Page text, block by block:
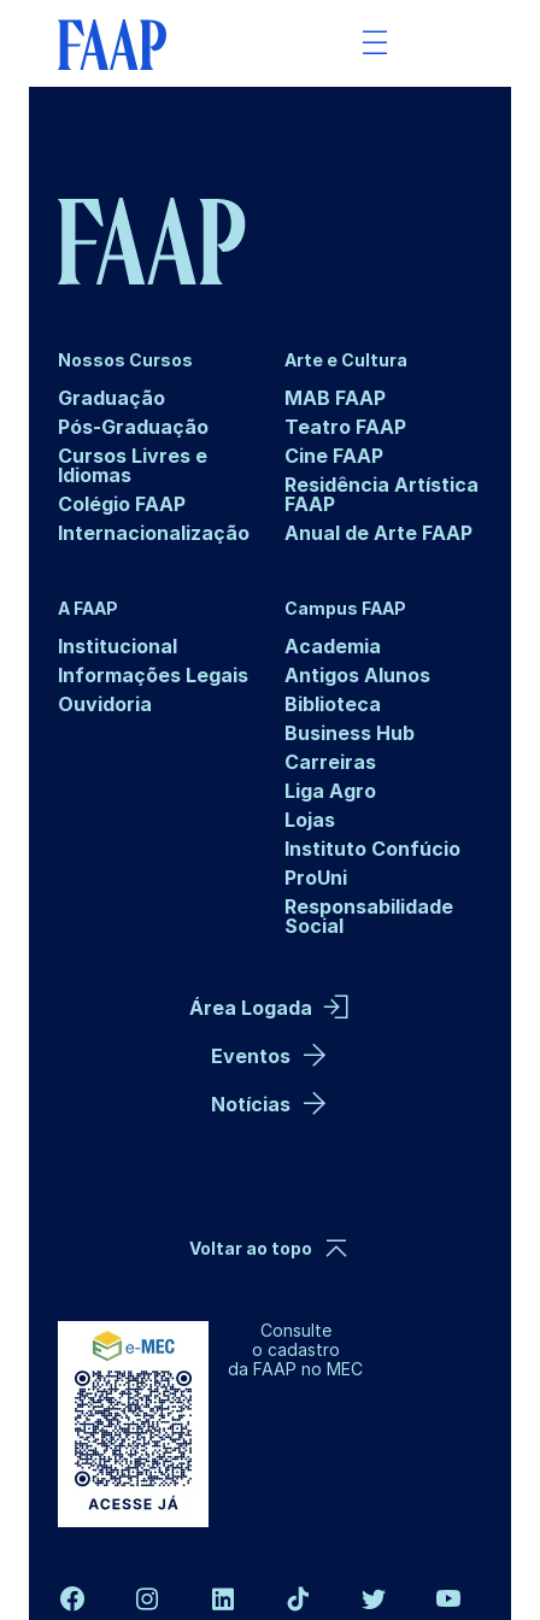
Nossos Cursos
Graduação
Pós-Graduação
Cursos Livres e
Idiomas
Colégio FAAP
Internacionalização
Arte e Cultura
MAB FAAP
Teatro FAAP
Cine FAAP
Residência Artística
FAAP
Anual de Arte FAAP
A FAAP
Institucional
Informações Legais
Ouvidoria
Campus FAAP
Academia
Antigos Alunos
Biblioteca
Business Hub
Carreiras
Liga Agro
Lojas
Instituto Confúcio
ProUni
Responsabilidade
Social
Área Logada
Eventos
Notícias
Consulte
o cadastro
da FAAP no MEC
Voltar ao topo